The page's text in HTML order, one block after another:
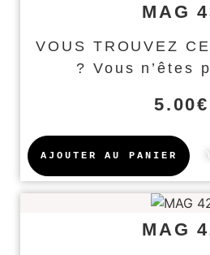
MAG
VOUS TROUVEZ
? Vous n’êtes
5.00€
AJOUTER AU PANIER
MAG